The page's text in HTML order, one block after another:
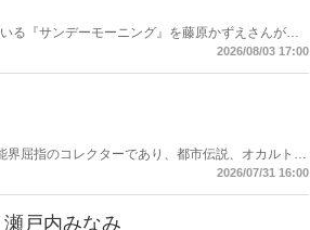
る『サンデーモーニング』を藤原かずえさんがデ
2026/08/03 17:00
屈指のコレクターであり、都市伝説、オカルト、
選りすぐりの「怪」な話を紹介！信じるか信じな
2026/07/31 16:00
戸内みなみ